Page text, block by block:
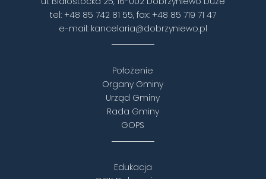
tel: +48 85 742 81 55, fax: +48 85 719 71 47
e-mail: kancelaria@dobrzyniewo.pl
Położenie
Organy Gminy
Urząd Gminy
Rada Gminy
GOPS
Edukacja